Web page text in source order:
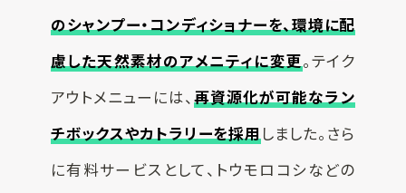
のシャンプー・コンディショナーを、環境に配
慮した天然素材のアメニティに変更。テイク
アウトメニューには、再資源化が可能なラン
チボックスやカトラリーを採用 しました。さら
に有料サービスとして、トウモロコシなどの